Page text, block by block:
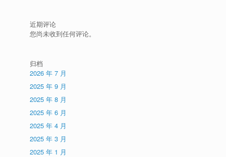
近期评论
您尚未收到任何评论。
归档
2026 年 7 月
2025 年 9 月
2025 年 8 月
2025 年 6 月
2025 年 4 月
2025 年 3 月
2025 年 1 月